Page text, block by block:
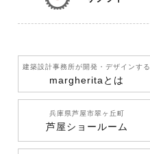
建築設計事務所が開発 ・デザインする
margherita とは
兵庫県芦屋市翠ヶ丘町
芦屋ショールーム